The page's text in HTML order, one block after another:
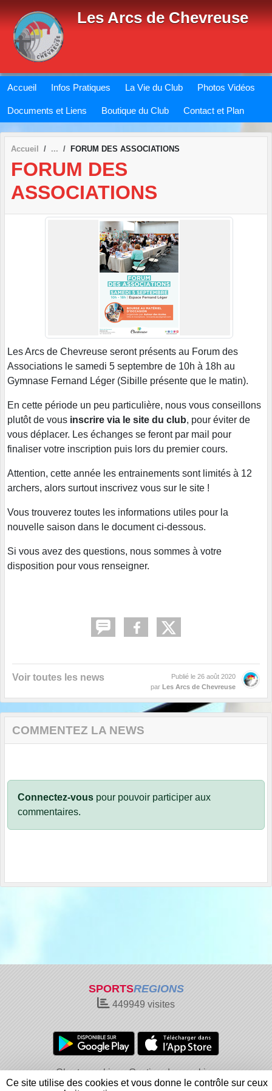
Les Arcs de Chevreuse
Accueil Infos Pratiques La Vie du Club Photos Vidéos
Documents et Liens Boutique du Club Contact et Plan
Accueil FORUM DES ASSOCIATIONS
FORUM DES
ASSOCIATIONS
Les Arcs de Chevreuse seront présents au Forum des
Associations le samedi 5 septembre de 10h à 18h au
Gymnase Fernand Léger (Sibille présente que le matin).
En cette période un peu particulière, nous vous conseillons
plutôt de vous inscrire via le site du club, pour éviter de
vous déplacer. Les échanges se feront par mail pour
finaliser votre inscription puis lors du premier cours.
Attention, cette année les entrainements sont limités à 12
archers, alors surtout inscrivez vous sur le site !
Vous trouverez toutes les informations utiles pour la
nouvelle saison dans le document ci-dessous.
Si vous avez des questions, nous sommes à votre
disposition pour vous renseigner.
Voir toutes les news Publié le 26 août 2020
par Les Arcs de Chevreuse
COMMENTEZ LA NEWS
Connectez-vous pour pouvoir participer aux
commentaires.
SPORTSREGIONS
449949 visites
Charte cookies
Gestion des cookies
Informations légales
Signaler un contenu inapproprié
Ce site utilise des cookies et vous donne le contrôle sur ceux